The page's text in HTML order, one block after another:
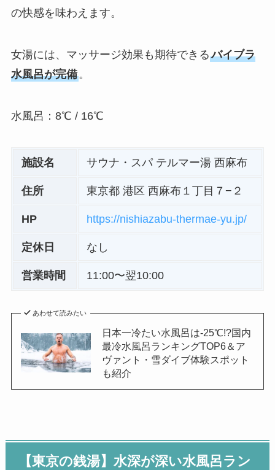
の快感を味わえます。
女湯には、マッサージ効果も期待できるバイブラ
水風呂が完備。
水風呂：8℃ / 16℃
施設名 サウナ・スパ テルマー湯 西麻布
住所 東京都 港区 西麻布１丁目７−２
HP https://nishiazabu-thermae-yu.jp/
定休日 なし
営業時間 11:00〜翌10:00
あわせて読みたい
日本一冷たい水風呂は-25℃!?国内
最冷水風呂ランキングTOP6＆ア
ヴァント・雪ダイブ体験スポット
も紹介
【東京の銭湯】水深が深い水風呂ラン